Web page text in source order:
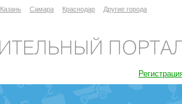
Казань Самара Краснодар Другие города